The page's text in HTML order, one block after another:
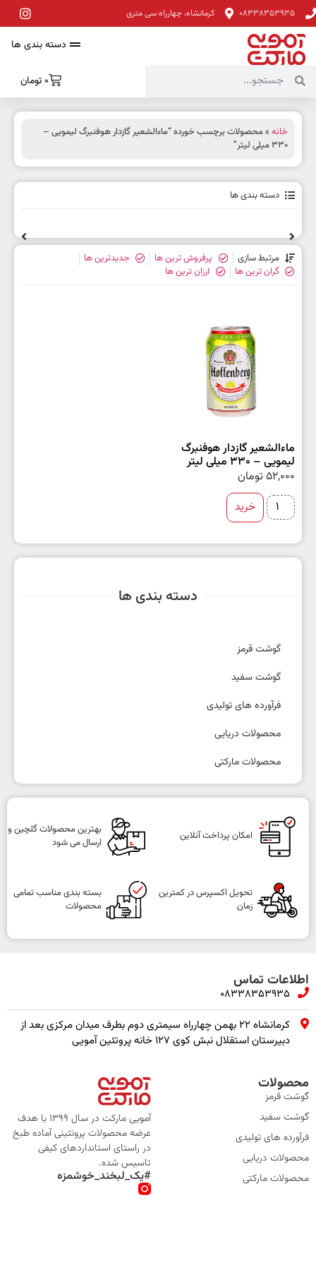
08338353935 کرمانشاه، چهارراه سی متری
دسته بندی ها
0 تومان
دسته بندی ها
گوشت قرمز
گوشت سفید
فرآورده های تولیدی
محصولات دریایی
محصولات مارکتی
خانه » محصولات برچسب خورده “ماءالشعیر گازدار هوفنبرگ لیمویی –
330 میلی لیتر”
دسته بندی ها
مرتبط سازی پرفروش ترین ها
جدیدترین ها
گران ترین ها
ارزان ترین ها
ماءالشعیر گازدار هوفنبرگ
لیمویی – 330 میلی لیتر
52,000تومان
خرید
امکان پرداخت آنلاین
بهترین محصولات گلچین و
ارسال می شود
تحویل اکسپرس در کمترین
زمان
بسته بندی مناسب تمامی
محصولات
اطلاعات تماس
08338353935
کرمانشاه ۲۲ بهمن چهارراه سیمتری دوم بطرف میدان مرکزی بعد از
دبیرستان استقلال نبش کوی ۱۲۷ خانه پروتئین آمویی
محصولات
گوشت قرمز
گوشت سفید
فرآورده های تولیدی
محصولات دریایی
محصولات مارکتی
آمویی مارکت در سال 1399 با هدف
عرضه محصولات پروتئینی آماده طبخ
در راستای استانداردهای کیفی
تاسیس شده.
#یک_لبخند_خوشمزه